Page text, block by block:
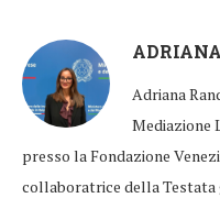
Adriana
Mediazione
presso la Fondazione
collaboratrice della Testata